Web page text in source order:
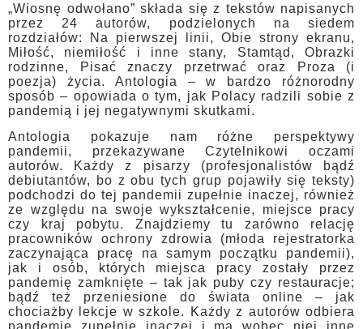
„Wiosnę odwołano” składa się z tekstów napisanych
przez 24 autorów, podzielonych na siedem
rozdziałów: Na pierwszej linii, Obie strony ekranu,
Miłość, niemiłość i inne stany, Stamtąd, Obrazki
rodzinne, Pisać znaczy przetrwać oraz Proza (i
poezja) życia. Antologia – w bardzo różnorodny
sposób – opowiada o tym, jak Polacy radzili sobie z
pandemią i jej negatywnymi skutkami.
Antologia pokazuje nam różne perspektywy
pandemii, przekazywane Czytelnikowi oczami
autorów. Każdy z pisarzy (profesjonalistów bądź
debiutantów, bo z obu tych grup pojawiły się teksty)
podchodzi do tej pandemii zupełnie inaczej, również
ze względu na swoje wykształcenie, miejsce pracy
czy kraj pobytu. Znajdziemy tu zarówno relację
pracowników ochrony zdrowia (młoda rejestratorka
zaczynająca pracę na samym początku pandemii),
jak i osób, których miejsca pracy zostały przez
pandemię zamknięte – tak jak puby czy restauracje;
bądź też przeniesione do świata online – jak
chociażby lekcje w szkole. Każdy z autorów odbiera
pandemię zupełnie inaczej i ma wobec niej inne